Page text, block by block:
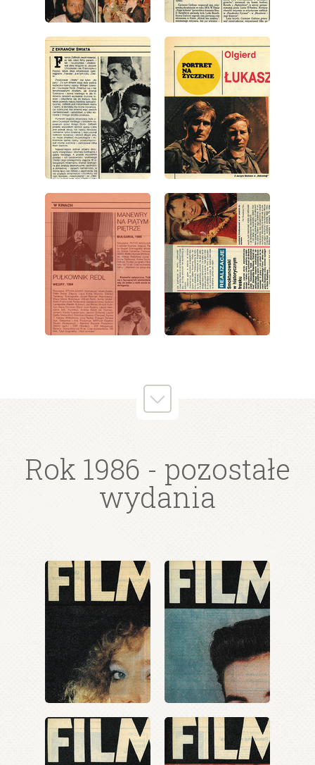
wydanie: 38/1986 wydanie: 38/1986
wydanie: 38/1986 wydanie: 38/1986
wydanie: 38/1986 wydanie: 38/1986
wydanie: 38/1986 wydanie: 38/1986
Rok 1986 - pozostałe
wydania